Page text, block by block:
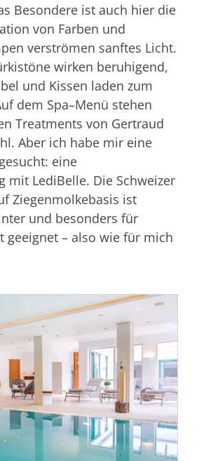
Besondere ist auch hier die
von Farben und
verströmen sanftes Licht.
wirken beruhigend,
und Kissen laden zum
dem Spa–Menü stehen
Treatments von Gertraud
Aber ich habe mir eine
eine
mit LediBelle. Die Schweizer
Ziegenmolkebasis ist
und besonders für
geeignet – also wie für mich